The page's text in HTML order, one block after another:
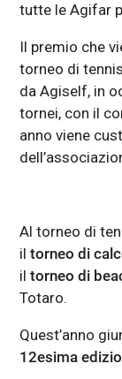
tutte le Agifar
Il premio che
torneo di
da Agiself, in
tornei, con il
anno viene
Al torneo di
iltorneo di
iltorneo di
Totaro.
Quest’anno
12esima